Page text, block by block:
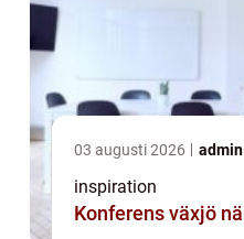
03 augusti 2026 admin
inspiration